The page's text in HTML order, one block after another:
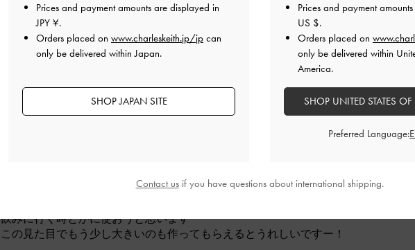
思った通り
ミラー系のこの見た目、大好きです♡
飲みに行く時とかに使おうと思います
この見た目でもう少し大きいのも作ってもらえるとうれしいですー！
Prices and payment amounts are displayed in
JPY ¥.
Orders placed on www.charleskeith.jp/jp can
only be delivered within Japan.
SHOP JAPAN SITE
Prices and payment
US $.
Orders placed on
only be delivered within
America.
SHOP UNITED STATES
Preferred Language:
Contact usif you have questions about international shipping.